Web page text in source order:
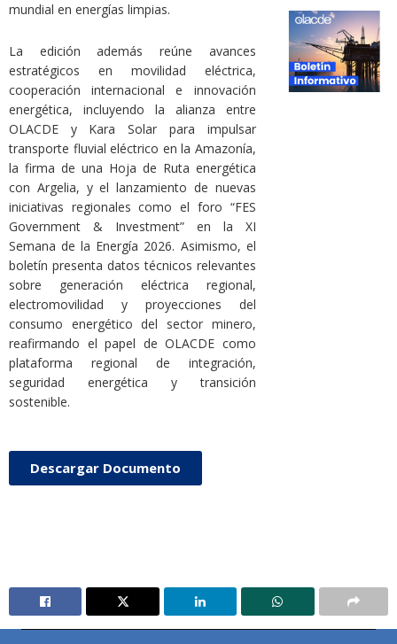
mundial en energías limpias.
La edición además reúne avances
estratégicos en movilidad eléctrica,
cooperación internacional e innovación
energética, incluyendo la alianza entre
OLACDE y Kara Solar para impulsar
transporte fluvial eléctrico en la Amazonía,
la firma de una Hoja de Ruta energética
con Argelia, y el lanzamiento de nuevas
iniciativas regionales como el foro “FES
Government & Investment” en la XI
Semana de la Energía 2026. Asimismo, el
boletín presenta datos técnicos relevantes
sobre generación eléctrica regional,
electromovilidad y proyecciones del
consumo energético del sector minero,
reafirmando el papel de OLACDE como
plataforma regional de integración,
seguridad energética y transición
sostenible.
Descargar Documento